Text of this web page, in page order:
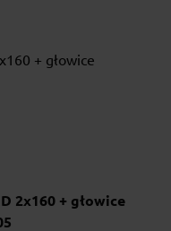
2x160 + głowice